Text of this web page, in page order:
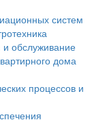
систем
и обслуживание
дома
процессов и